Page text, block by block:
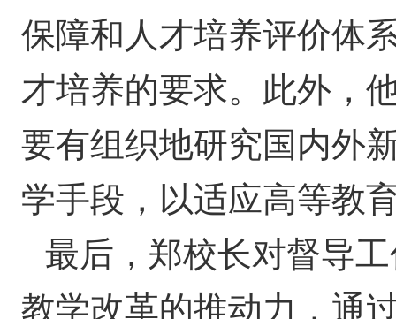
保障和人才培养评价体
才培养的要求。此外，
要有组织地研究国内外
学手段，以适应高等教
最后，郑校长对督导
教学改革的推动力，通